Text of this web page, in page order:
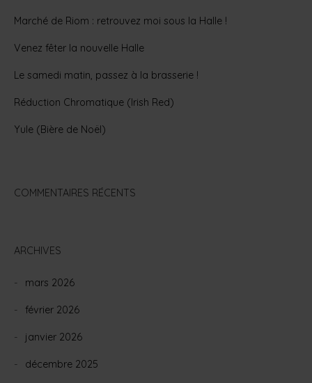
Marché de Riom : retrouvez moi sous la Halle !
Venez fêter la nouvelle Halle
Le samedi matin, passez à la brasserie !
Réduction Chromatique (Irish Red)
Yule (Bière de Noël)
COMMENTAIRES RÉCENTS
ARCHIVES
mars 2026
février 2026
janvier 2026
décembre 2025